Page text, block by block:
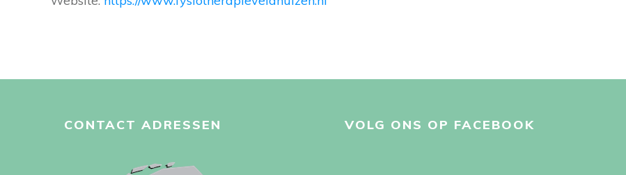
CONTACT ADRESSEN VOLG ONS OP FACEBOOK